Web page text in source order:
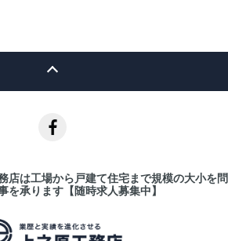
店は工場から戸建て住宅まで規模の大小を問
を承ります【随時求人募集中】